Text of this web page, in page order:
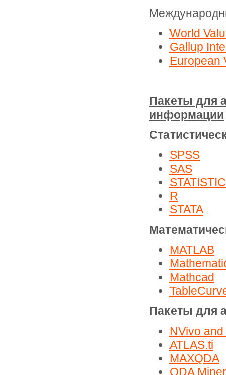
World
Gallup
European
Пакеты для
информации
SPSS
SAS
R
STATA
MATLAB
Mathcad
Пакеты для
NVivo
ATLAS.ti
MAXQDA
QDA Miner